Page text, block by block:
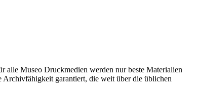
alle Museo Druckmedien werden nur beste Materialien
Archivfähigkeit garantiert, die weit über die üblichen